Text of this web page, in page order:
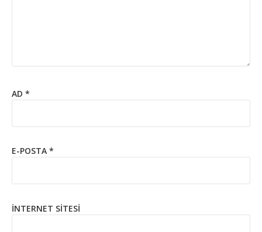
AD *
E-POSTA *
İNTERNET SITESI